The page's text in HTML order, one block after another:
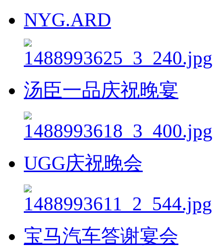
NYG.ARD
汤臣一品庆祝晚宴
UGG庆祝晚会
宝马汽车答谢宴会